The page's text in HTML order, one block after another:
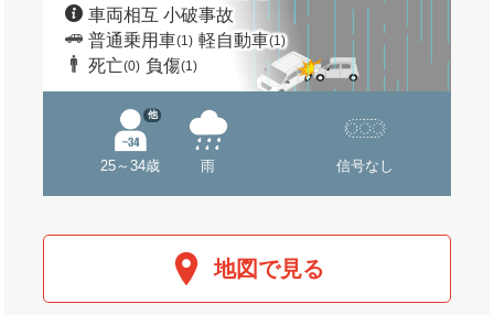
車両相互 小破事故
普通乗用車(1) 軽自動車(1)
死亡(0) 負傷(1)
25～34歳
他
雨 信号なし
地図で見る